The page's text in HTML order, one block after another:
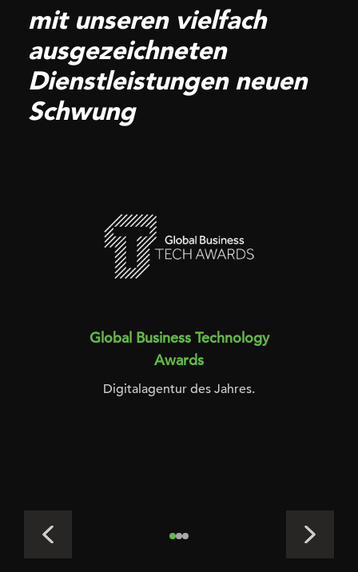
mit unseren vielfach
ausgezeichneten
Dienstleistungen neuen
Schwung
Global Business Technology
Awards
Digitalagentur des Jahres.